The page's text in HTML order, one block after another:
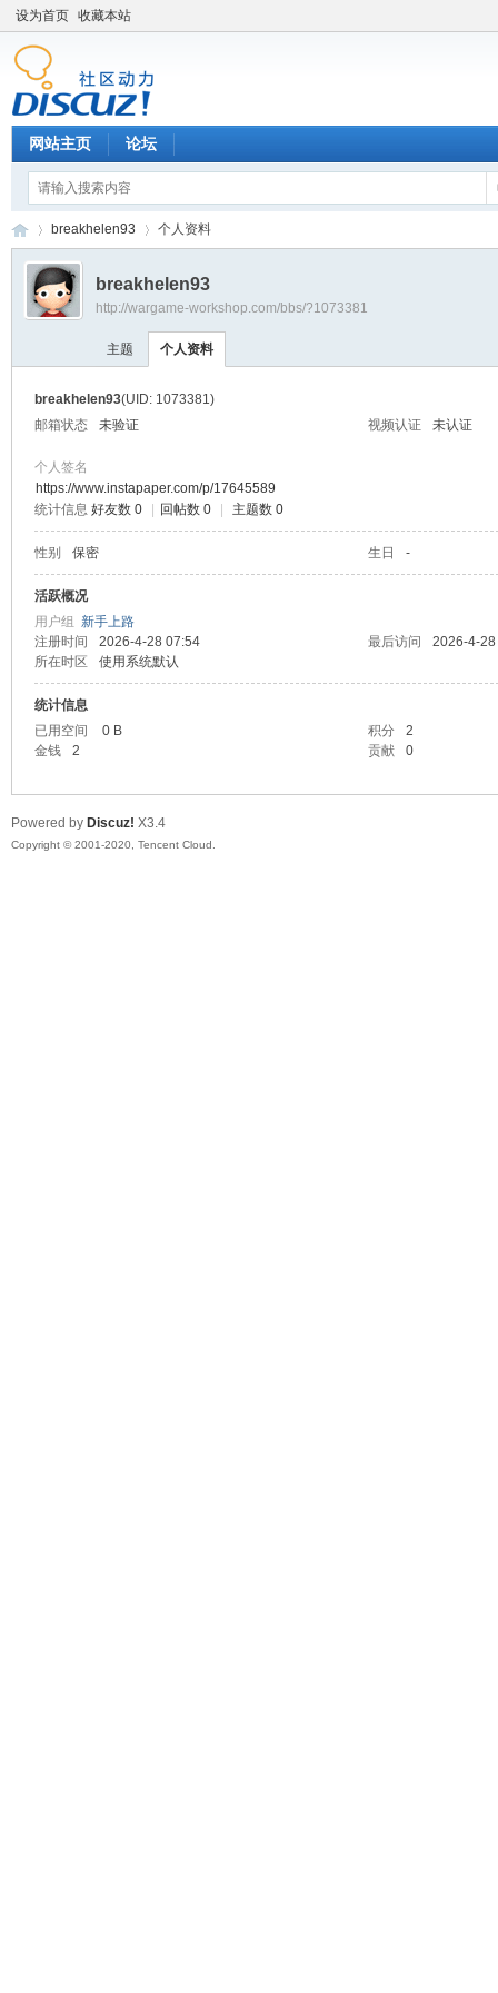
设为首页 收藏本站
网站主页 论坛
›
breakhelen93 个人资料
breakhelen93
http://wargame-workshop.com/bbs/?1073381
主题 个人资料
breakhelen93(UID: 1073381)
邮箱状态
未验证 视频认证 未认证
个人签名
https://www.instapaper.com/p/17645589
统计信息 好友数 0 回帖数 0 主题数 0
性别 保密 生日 -
活跃概况
用户组 新手上路
注册时间
2026-4-28 07:54 最后访问
2026-4-
所在时区
使用系统默认
统计信息
已用空间
0 B 积分
2
金钱
2 贡献 0
Powered by Discuz! X3.4
Copyright © 2001-2020, Tencent Cloud.